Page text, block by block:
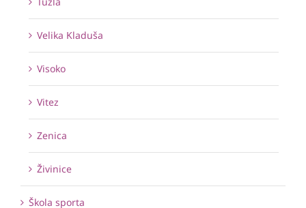
Velika Kladuša
Visoko
Vitez
Zenica
Živinice
Škola sporta